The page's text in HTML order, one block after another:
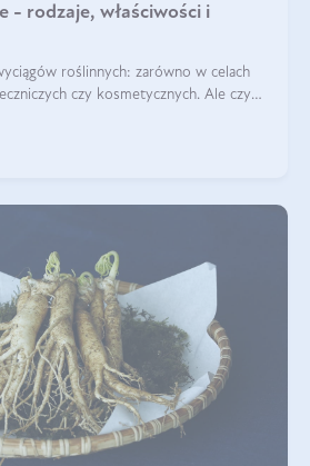
- rodzaje, właściwości i
roślinnych: zarówno w celach
czy kosmetycznych. Ale czy